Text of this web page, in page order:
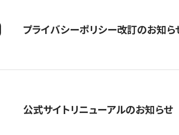
プライバシーポリシー改訂のお知ら
公式サイトリニューアルのお知らせ